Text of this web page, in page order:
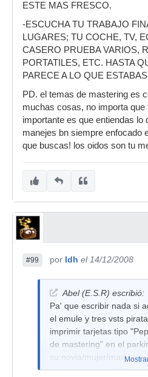
ESTE MAS FRESCO.
-ESCUCHA TU TRABAJO
LUGARES; TU COCHE, TV,
CASERO PRUEBA VARIOS,
PORTATILES, ETC. HASTA
PARECE A LO QUE
PD. el temas de mastering es
muchas cosas, no importa que
importante es que entiendas lo
manejes bn siempre enfocado
que buscas! los oidos son tu
#99 por ldh el 14/12/2008
Abel (E.S.R) escribió:
Pa' que escribir nada si
el emule y tres vsts
imprimir tarjetas tipo
de mastering" en el
su novia/mujer/madre
para el fin de semana . . .